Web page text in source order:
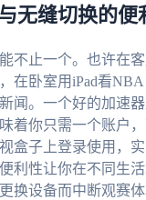
无缝切换的便
不止一个。也许在
在卧室用iPad看
闻。一个好的加速
着你只需一个账户
盒子上登录使用，
利性让你在不同生
换设备而中断观赛